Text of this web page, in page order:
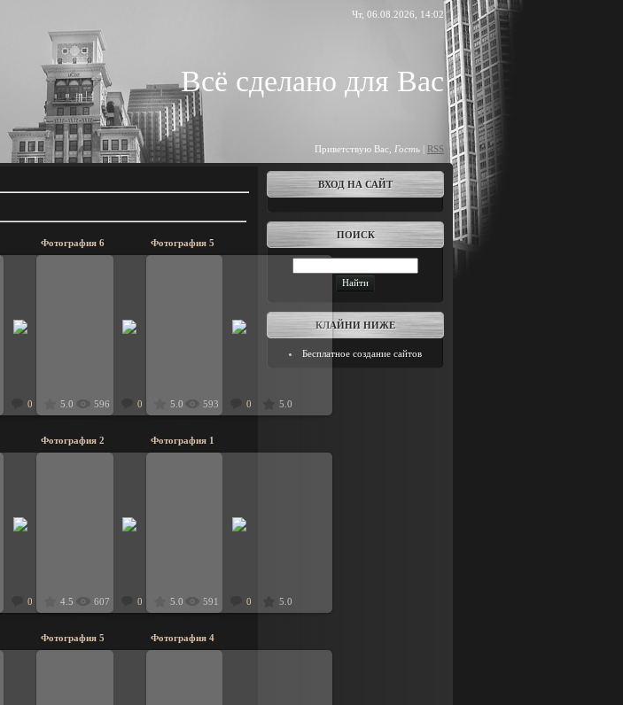
Чт, 06.08.2026, 14:02
Всё сделано для Вас
Приветствую Вас Гость | RSS
0 5.0
Фотография 6
596 0 5.0
Фотография 5
593 0 5.0
0 4.5
Фотография 2
607 0 5.0
Фотография 1
591 0 5.0
Фотография 5 Фотография 4
ВХОД НА САЙТ
ПОИСК
КЛАЙНИ НИЖЕ
Бесплатное создание сайтов